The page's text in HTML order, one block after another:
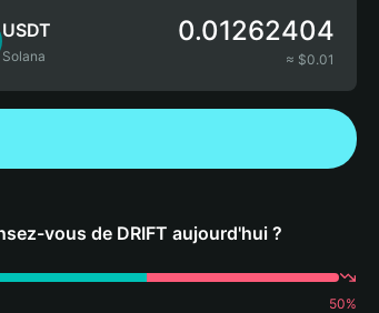
USDT
Solana
0.01262404
≈ $0.01
vous de DRIFT aujourd'hui ?
50%